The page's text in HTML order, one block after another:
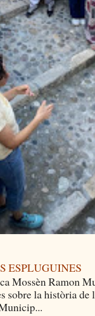
ESPLUGUINES
Mossèn Ramon
sobre la història